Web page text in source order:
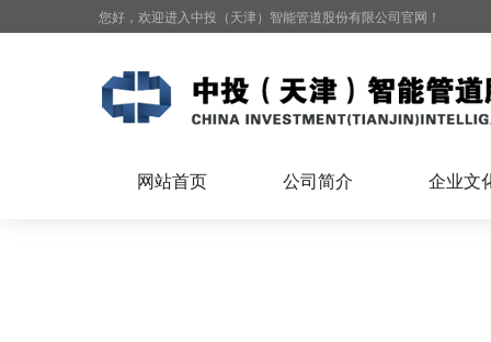
您好，欢迎进入中投（天津）智能管道股份有限公司官网！
网站首页 公司简介 企业文